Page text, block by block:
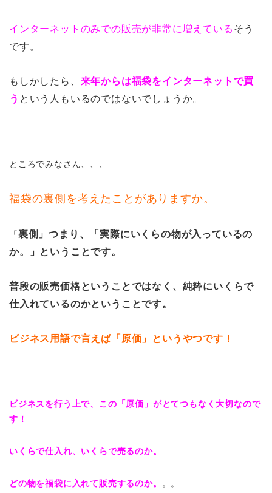
インターネットのみでの販売が非常に増えている そう
です。
もしかしたら、 来年からは福袋をインターネットで買
う という人もいるのではないでしょうか。
ところでみなさん、、、
福袋の裏側を考えたことがありますか。
「裏側」つまり、「実際にいくらの物が入っているの
か。」ということです。
普段の販売価格ということではなく、純粋にいくらで
仕入れているのかということです。
ビジネス用語で言えば「原価」というやつです！
ビジネスを行う上で、この「原価」がとてつもなく大切なので
す！
いくらで仕入れ、いくらで売るのか。
どの物を福袋に入れて販売するのか。 。。